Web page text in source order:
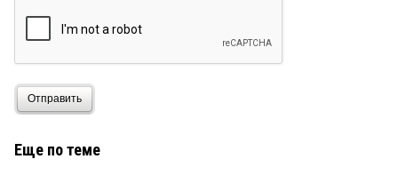
Отправить
Еще по теме